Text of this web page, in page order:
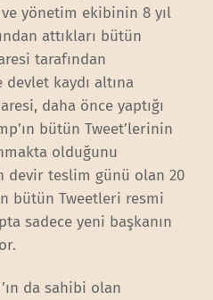
ve yönetim ekibinin 8 yıl
attıkları bütün
tarafından
kaydı altına
daha önce yaptığı
bütün Tweet’lerinin
olduğunu
devir teslim günü olan 20
bütün Tweetleri resmi
sadece yeni başkanın
da sahibi olan